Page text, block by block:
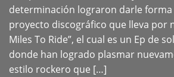
determinación lograron darle forma
proyecto discográfico que lleva por
Miles To Ride”, el cual es un Ep de
donde han logrado plasmar
estilo rockero que […]
+